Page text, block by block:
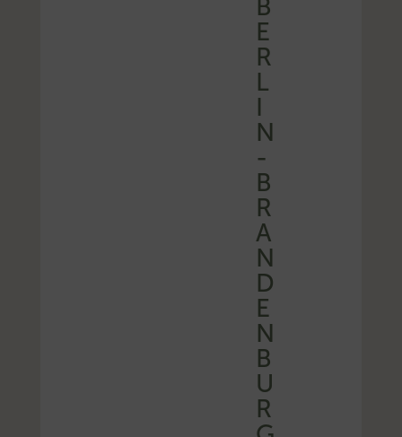
B
E
R
L
I
N
-
B
R
A
N
D
E
N
B
U
R